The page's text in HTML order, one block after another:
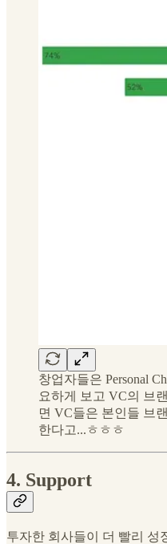
창업자들은 Personal
요하게 보고 VC의 브
면 VC들은 본인들 브
한다고...ㅎㅎㅎ
4. Support
투자한 회사들이 더 빨리 성